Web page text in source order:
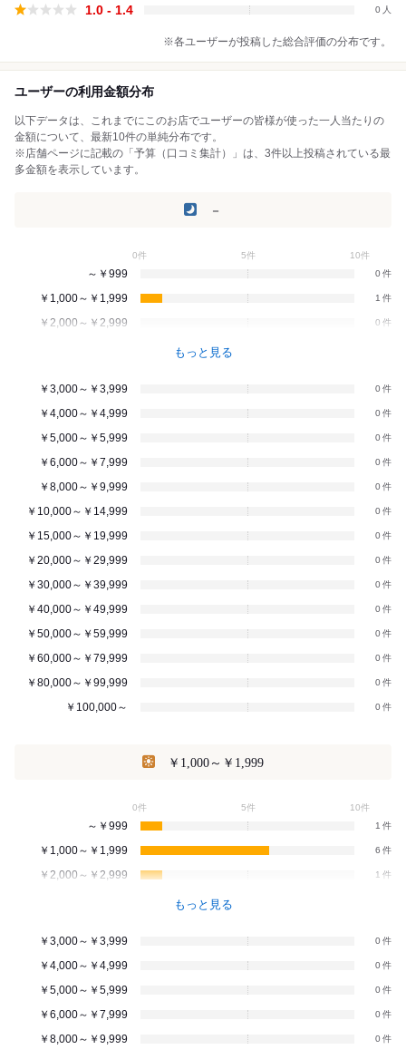
1.0 - 1.4 0
※各ユーザーが投稿した総合評価の分布です。
ユーザーの利用金額分布
以下データは、これまでにこのお店でユーザーの皆様が使った一人当たりの
金額について、最新10件の単純分布です。
※店舗ページに記載の「予算（口コミ集計）」は、3件以上投稿されている最
多金額を表示しています。
－
0件 5件 10件
～￥999 0
￥1,000～￥1,999 1
￥2,000～￥2,999 0
もっと見る
￥3,000～￥3,999 0
￥4,000～￥4,999 0
￥5,000～￥5,999 0
￥6,000～￥7,999 0
￥8,000～￥9,999 0
￥10,000～￥14,999 0
￥15,000～￥19,999 0
￥20,000～￥29,999 0
￥30,000～￥39,999 0
￥40,000～￥49,999 0
￥50,000～￥59,999 0
￥60,000～￥79,999 0
￥80,000～￥99,999 0
￥100,000～ 0
￥1,000～￥1,999
0件 5件 10件
～￥999 1
￥1,000～￥1,999 6
￥2,000～￥2,999 1
もっと見る
￥3,000～￥3,999 0
￥4,000～￥4,999 0
￥5,000～￥5,999 0
￥6,000～￥7,999 0
￥8,000～￥9,999 0